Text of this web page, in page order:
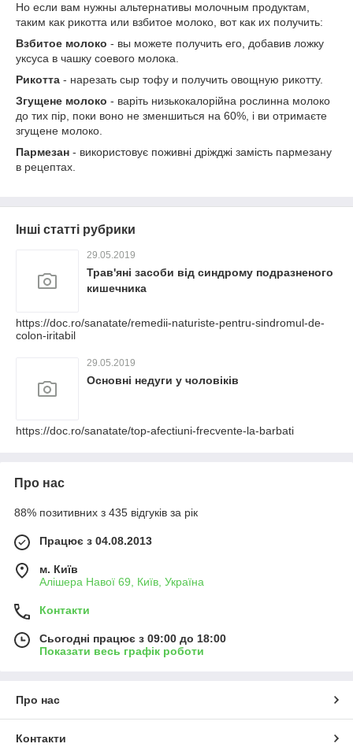
Но если вам нужны альтернативы молочным продуктам,
таким как рикотта или взбитое молоко, вот как их получить:
Взбитое молоко - вы можете получить его, добавив ложку
уксуса в чашку соевого молока.
Рикотта - нарезать сыр тофу и получить овощную рикотту.
Згущене молоко - варіть низькокалорійна рослинна молоко
до тих пір, поки воно не зменшиться на 60%, і ви отримаєте
згущене молоко.
Пармезан - використовує поживні дріжджі замість пармезану
в рецептах.
Інші статті рубрики
29.05.2019
Трав'яні засоби від синдрому подразненого
кишечника
https://doc.ro/sanatate/remedii-naturiste-pentru-sindromul-de-
colon-iritabil
29.05.2019
Основні недуги у чоловіків
https://doc.ro/sanatate/top-afectiuni-frecvente-la-barbati
Про нас
88% позитивних з 435 відгуків за рік
Працює з 04.08.2013
м. Київ
Алішера Навої 69, Київ, Україна
Контакти
Сьогодні працює з 09:00 до 18:00
Показати весь графік роботи
Про нас
Контакти